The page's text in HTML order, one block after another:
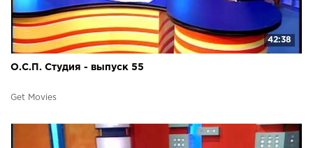
42:38
О.С.П. Студия - выпуск 55
Get Movies